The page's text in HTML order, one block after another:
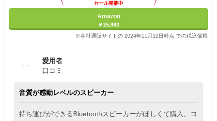
セール開催中
Amazon
￥25,980
※各社通販サイトの 2024年11月12日時点 での税込価格
愛用者
口コミ
音質が感動レベルのスピーカー
持ち運びができるBluetoothスピーカーがほしくて購入。コ